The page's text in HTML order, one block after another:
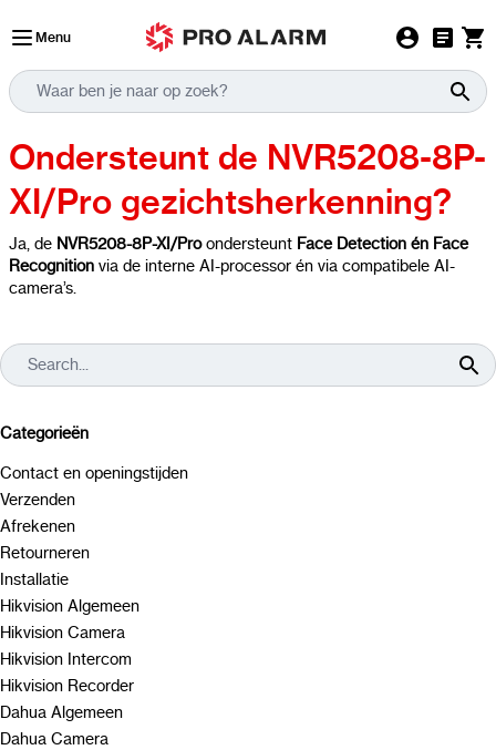
Menu
Ondersteunt de NVR5208-8P-
XI/Pro gezichtsherkenning?
Ja, de NVR5208-8P-XI/Proondersteunt Face Detection én Face
Recognition via de interne AI-processor én via compatibele AI-
camera’s.
Categorieën
Contact en openingstijden
Verzenden
Afrekenen
Retourneren
Installatie
Hikvision Algemeen
Hikvision Camera
Hikvision Intercom
Hikvision Recorder
Dahua Algemeen
Dahua Camera